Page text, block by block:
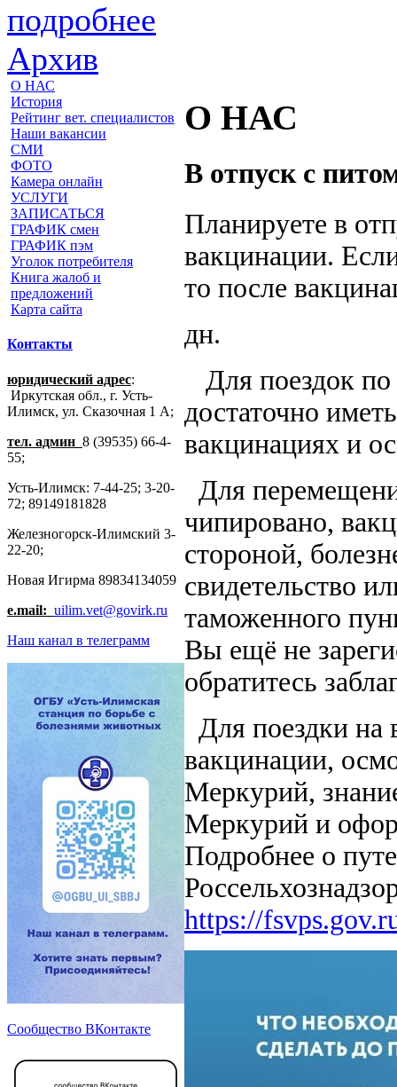
подробнее
Архив
О НАС
История
Рейтинг вет. специалистов
Наши вакансии
СМИ
ФОТО
Камера онлайн
УСЛУГИ
ЗАПИСАТЬСЯ
ГРАФИК смен
ГРАФИК пэм
Уголок потребителя
Книга жалоб и
предложений
Карта сайта
Контакты
юридический адрес:
Иркутская обл., г. Усть-
Илимск, ул. Сказочная 1 А;
тел. админ 8 (39535) 66-4-
55;
Усть-Илимск: 7-44-25; 3-20-
72; 89149181828
Железногорск-Илимский 3-
22-20;
Новая Игирма 89834134059
e.mail: uilim.vet@govirk.ru
Наш канал в телеграмм
Сообщество ВКонтакте
О НАС
В отпуск с
Планируете в
вакцинации.
то после
дн.
Для поездок
достаточно
вакцинациях и
Для
чипировано,
стороной,
свидетельство
таможенного
Вы ещё не
обратитесь
Для поездки на
вакцинации,
Меркурий,
Меркурий и
Подробнее о
https://